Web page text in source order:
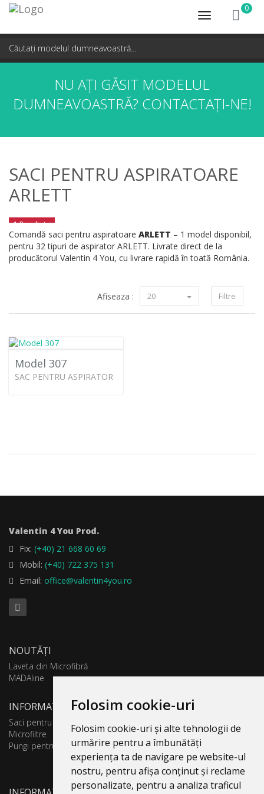
Folosim cookie-uri
Folosim cookie-uri și alte tehnologii de
urmărire pentru a îmbunătăți
experiența ta de navigare pe website-ul
nostru, pentru afișa conținut și reclame
personalizate, pentru a analiza traficul
Toggle
navigation
0
NU AȚI GĂSIT MODELUL
DUMNEAVOASTRĂ? CONTACTAȚI-NE!
SACI PENTRU ASPIRATOARE
ARLETT
1 Rezultate
Comandă saci pentru aspiratoare ARLETT – 1 model disponibil,
pentru 32 tipuri de aspirator ARLETT. Livrate direct de la
producătorul Valentin 4 You, cu livrare rapidă în toată România.
Filtre
Afiseaza : 20
Model 307
SAC PENTRU ASPIRATOR
Valentin 4 You Prod.
Fix: (+40) 21 668 60 69
Mobil: (+40) 722 375 131
Email: office@valentin4you.ro
NOUTĂȚI
Laveta din Microfibră
MADAline
INFORMATII PRODUSE
Saci pentru aspirator
Microfiltre
Pungi pentru colectare praf